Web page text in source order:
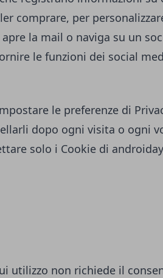
comprare, per
la mail o naviga su un
le funzioni dei social
le preferenze di
dopo ogni visita o ogni
solo i Cookie di
utilizzo non richiede il